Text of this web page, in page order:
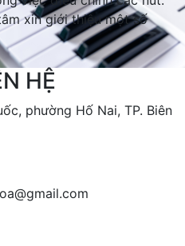
xin giới thiệu một số
HỆ
phường Hố Nai, TP. Biên